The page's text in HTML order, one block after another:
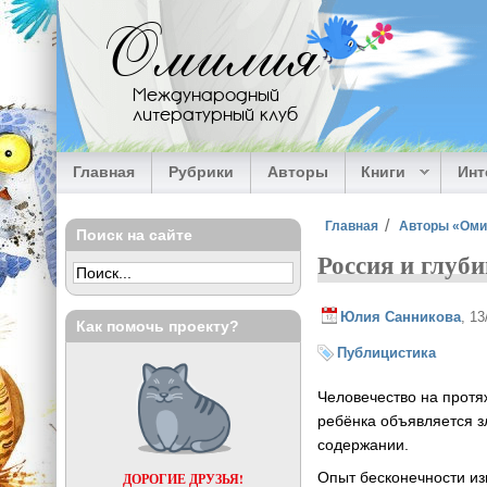
Перейти к основному содержанию
Омилия
Международный
литературный клуб
Главная Рубрики Авторы Книги
Вы здесь
Главная Авторы
Россия и
Юлия Санникова ,
Публицистика
Человечество на
ребёнка объявляется
содержании.
Опыт бесконечности
Поиск на сайте
Как помочь проекту?
ДОРОГИЕ ДРУЗЬЯ!